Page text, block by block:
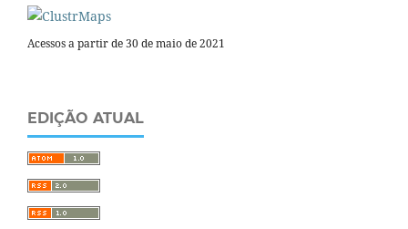
Acessos a partir de 30 de maio de 2021
EDIÇÃO ATUAL